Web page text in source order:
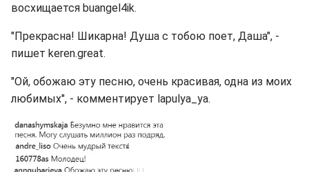
восхищается buangel4ik.
"Прекрасна! Шикарна! Душа с тобою поет, Даша", -
пишет keren.great.
"Ой, обожаю эту песню, очень красивая, одна из моих
любимых", - комментирует lapulya_ya.